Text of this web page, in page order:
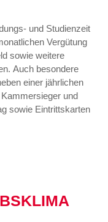
und Studienzeit
Vergütung
sowie weitere
Auch besondere
einer jährlichen
und
sowie Eintrittskarten